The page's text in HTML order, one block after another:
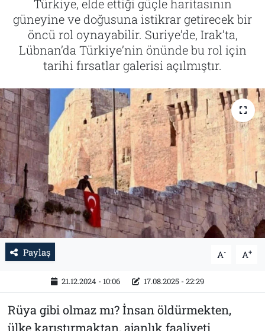
Türkiye, elde ettiği güçle haritasının
güneyine ve doğusuna istikrar getirecek bir
öncü rol oynayabilir. Suriye’de, Irak’ta,
Lübnan’da Türkiye’nin önünde bu rol için
tarihi fırsatlar galerisi açılmıştır.
Paylaş A- A+
21.12.2024 - 10:06 17.08.2025 - 22:29
Rüya gibi olmaz mı? İnsan öldürmekten,
ülke karıştırmaktan, ajanlık faaliyeti
Tarih
İletişim
Künye